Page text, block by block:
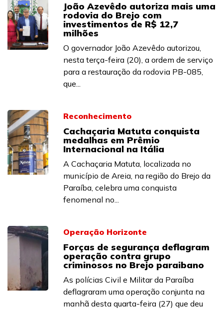
João Azevêdo autoriza mais uma
rodovia do Brejo com
investimentos de R$ 12,7
milhões
O governador João Azevêdo autorizou,
nesta terça-feira (20), a ordem de serviço
para a restauração da rodovia PB-085,
que...
Reconhecimento
Cachaçaria Matuta conquista
medalhas em Prêmio
Internacional na Itália
A Cachaçaria Matuta, localizada no
município de Areia, na região do Brejo da
Paraíba, celebra uma conquista
fenomenal no...
Operação Horizonte
Forças de segurança deflagram
operação contra grupo
criminosos no Brejo paraibano
As polícias Civil e Militar da Paraíba
deflagraram uma operação conjunta na
manhã desta quarta-feira (27) que deu